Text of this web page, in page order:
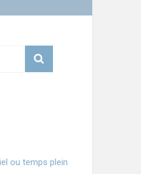
ou temps plein